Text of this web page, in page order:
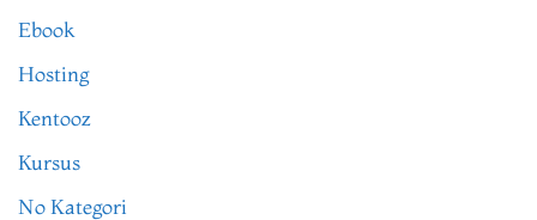
Ebook
Hosting
Kentooz
Kursus
No Kategori